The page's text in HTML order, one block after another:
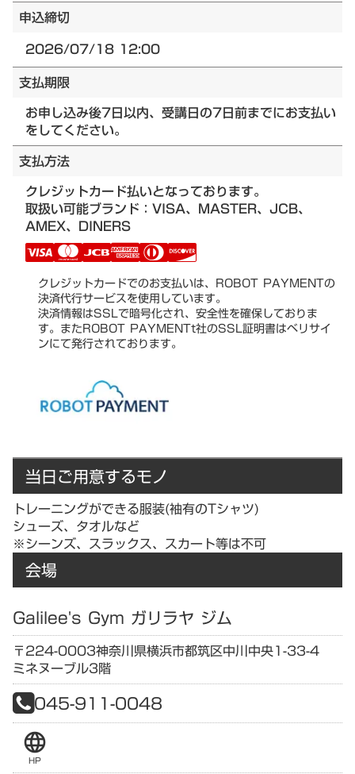
申込締切
2026/07/18 12:00
支払期限
お申し込み後7日以内、受講日の7日前までにお支払い
をしてください。
支払方法
クレジットカード払いとなっております。
取扱い可能ブランド：VISA、MASTER、JCB、
AMEX、DINERS
クレジットカードでのお支払いは、ROBOT PAYMENTの
決済代行サービスを使用しています。
決済情報はSSLで暗号化され、安全性を確保しておりま
す。またROBOT PAYMENTt社のSSL証明書はベリサイ
ンにて発行されております。
当日ご用意するモノ
トレーニングができる服装(袖有のTシャツ)
シューズ、タオルなど
※シーンズ、スラックス、スカート等は不可
会場
Galilee's Gym ガリラヤ ジム
〒224-0003神奈川県横浜市都筑区中川中央1-33-4
ミネヌーブル3階
045-911-0048
language
HP